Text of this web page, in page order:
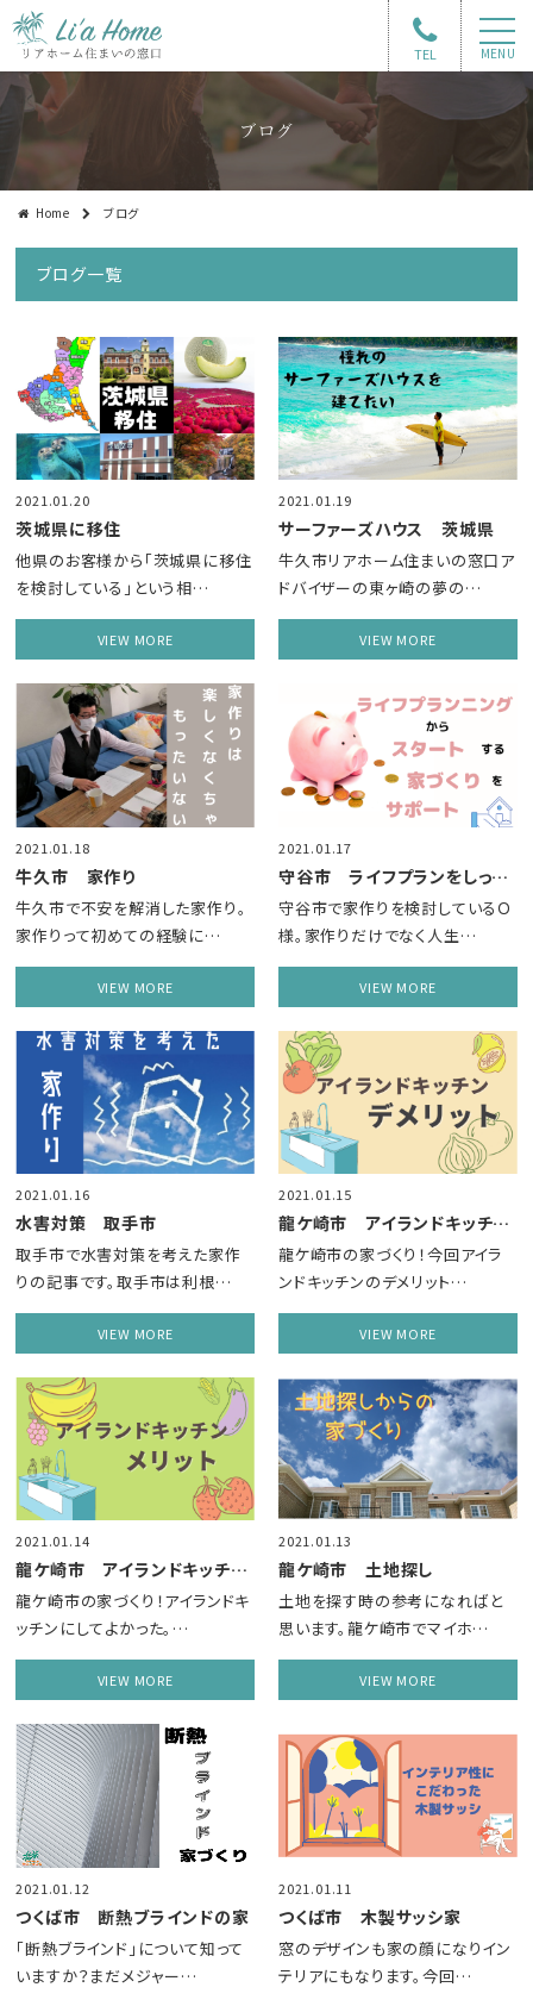
MENU
TEL
ブログ
Home ブログ
ブログ一覧
2021.01.20
茨城県に移住
他県のお客様から「茨城県に移住
を検討している」という相…
VIEW MORE
2021.01.19
サーファーズハウス 茨城県
牛久市リアホーム住まいの窓口ア
ドバイザーの東ヶ崎の夢の…
VIEW MORE
2021.01.18
牛久市 家作り
牛久市で不安を解消した家作り。
家作りって初めての経験に…
VIEW MORE
2021.01.17
守谷市 ライフプランをしっかり立ててから……
守谷市で家作りを検討しているＯ
様。家作りだけでなく人生…
VIEW MORE
2021.01.16
水害対策 取手市
取手市で水害対策を考えた家作
りの記事です。取手市は利根…
VIEW MORE
2021.01.15
龍ケ崎市 アイランドキッチンデメリット
龍ケ崎市の家づくり！今回アイラ
ンドキッチンのデメリット…
VIEW MORE
2021.01.14
龍ケ崎市 アイランドキッチンメリット
龍ケ崎市の家づくり！アイランドキ
ッチンにしてよかった。…
VIEW MORE
2021.01.13
龍ケ崎市 土地探し
土地を探す時の参考になればと
思います。龍ケ崎市でマイホ…
VIEW MORE
2021.01.12
つくば市 断熱ブラインドの家
「断熱ブラインド」について知って
いますか？まだメジャー…
2021.01.11
つくば市 木製サッシ家
窓のデザインも家の顔になりイン
テリアにもなります。今回…